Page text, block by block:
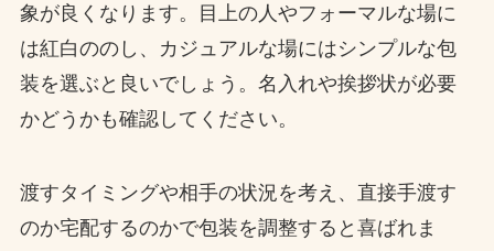
象が良くなります。目上の人やフォーマルな場に
は紅白ののし、カジュアルな場にはシンプルな包
装を選ぶと良いでしょう。名入れや挨拶状が必要
かどうかも確認してください。
渡すタイミングや相手の状況を考え、直接手渡す
のか宅配するのかで包装を調整すると喜ばれま